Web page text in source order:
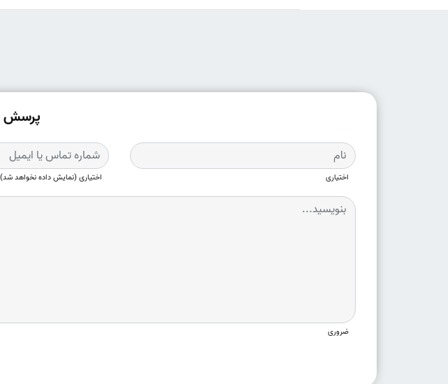
پرسش
اختیاری اختیاری (نمایش داده نخواهد شد)
ضروری